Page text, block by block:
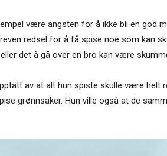
være angsten for å ikke bli en god
redsel for å få spise noe som kan
det å gå over en bro kan være
av at alt hun spiste skulle være helt
grønnsaker. Hun ville også at de